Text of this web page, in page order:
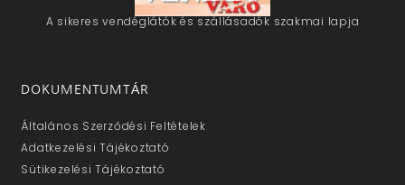
A sikeres vendéglátók és szállásadók szakmai lapja
DOKUMENTUMTÁR
Általános Szerződési Feltételek
Adatkezelési Tájékoztató
Sütikezelési Tájékoztató